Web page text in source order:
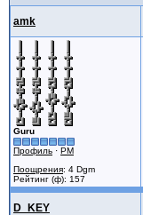
amk
Guru
Профиль · PM
Поощрения: 4 Dgm
Рейтинг (ф): 157
D_KEY